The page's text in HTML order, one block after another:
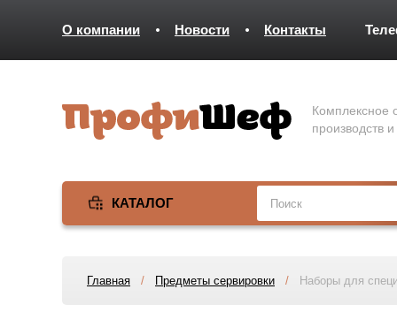
О компании Новости Контакты
Комплексное
производств
КАТАЛОГ
Главная / Предметы сервировки / Наборы для